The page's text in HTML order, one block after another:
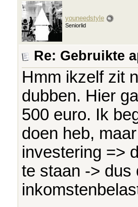
youneedstyle
Seniorlid
Re: Gebruikte
Hmm ikzelf zit
dubben. Hier
500 euro. Ik
doen heb,
investering =>
te staan -> dus